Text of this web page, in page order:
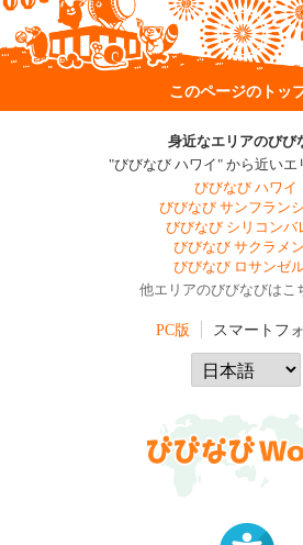
このページのトッ
身近なエリアのびび
"びびなび ハワイ" から近いエ
びびなび ハワイ
びびなび サンフラン
びびなび シリコンバ
びびなび サクラメ
びびなび ロサンゼ
他エリアのびびなびはこ
PC版 スマートフ